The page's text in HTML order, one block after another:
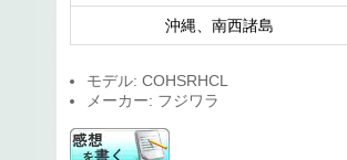
沖縄、南西諸島
モデル: COHSRHCL
メーカー: フジワラ